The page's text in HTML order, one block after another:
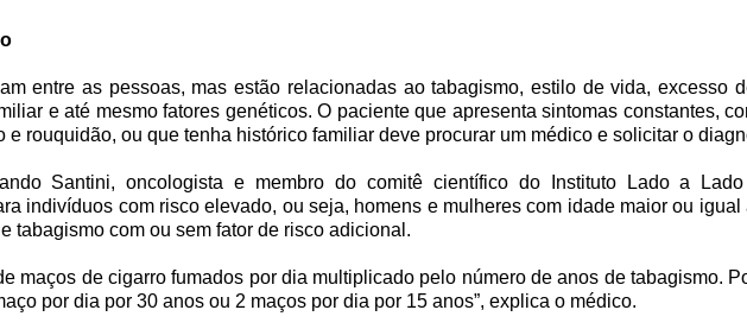
entre as pessoas, mas estão relacionadas ao tabagismo, estilo de vida, excesso
e até mesmo fatores genéticos. O paciente que apresenta sintomas constantes,
e rouquidão, ou que tenha histórico familiar deve procurar um médico e solicitar o
Santini, oncologista e membro do comitê científico do Instituto Lado a
indivíduos com risco elevado, ou seja, homens e mulheres com idade maior ou igual
tabagismo com ou sem fator de risco adicional.
maços de cigarro fumados por dia multiplicado pelo número de anos de tabagismo.
por dia por 30 anos ou 2 maços por dia por 15 anos”, explica o médico.